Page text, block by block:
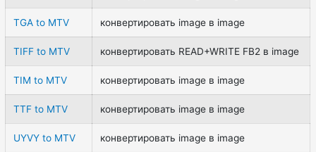
TGA to MTV конвертировать image в image
TIFF to MTV конвертировать READ+WRITE FB2 в image
TIM to MTV конвертировать image в image
TTF to MTV конвертировать image в image
UYVY to MTV конвертировать image в image